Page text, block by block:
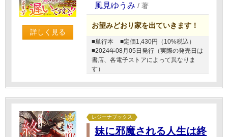
詳しく見る
風見ゆうみ / 著
お望みどおり家を出ていきます！
■単行本
■定価1,430円（10%税込）
■2024年08月05日発行（実際の発売日は
書店、各電子ストアによって異なりま
す）
レジーナブックス
妹に邪魔される人生は終